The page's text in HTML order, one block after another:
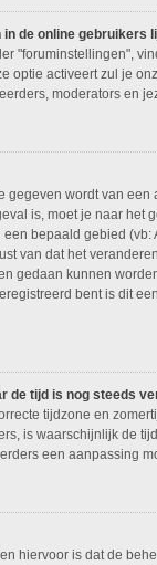
de online gebruikers
"foruminstellingen",
optie activeert zul je
moderators en
gegeven wordt van een
is, moet je naar het
bepaald gebied (vb:
van dat het
gedaan kunnen
bent is dit
de tijd is nog steeds
tijdzone en
is waarschijnlijk de
een aanpassing
hiervoor is dat de